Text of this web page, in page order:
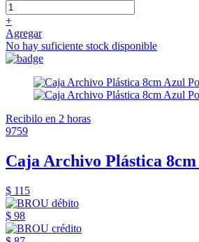
+
Agregar
No hay suficiente stock disponible
Recibilo en 2 horas
9759
Caja Archivo Plástica
$ 115
$ 98